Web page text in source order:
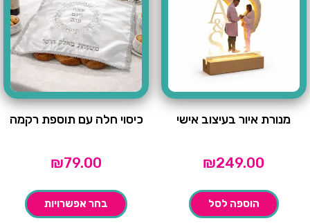
מנורת איור בעיצוב אישי
₪249.00
הוספה לסל
כיסוי חלה עם תוספת רקמה
₪79.00
בחר אפשרויות